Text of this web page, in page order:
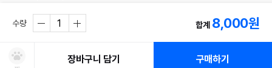
수량 합계 8,000원
장바구니 담기 구매하기